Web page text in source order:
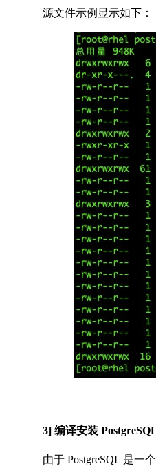
源文件示例显示如下：
3] 编译安装
由于 PostgreSQL 是